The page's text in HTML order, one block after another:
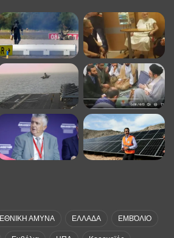
ΕΘΝΙΚΗ ΑΜΥΝΑ ΕΛΛΑΔΑ ΕΜΒΌΛΙΟ